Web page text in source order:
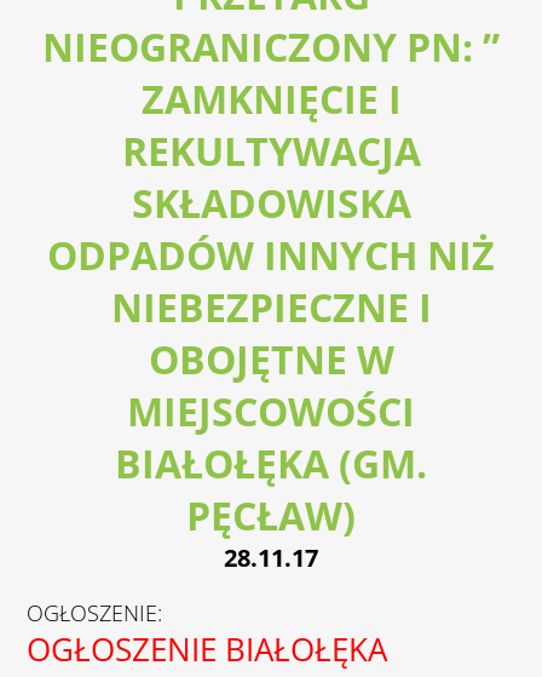
NIEOGRANICZONY PN: ”
ZAMKNIĘCIE I
REKULTYWACJA
SKŁADOWISKA
ODPADÓW INNYCH NIŻ
NIEBEZPIECZNE I
OBOJĘTNE W
MIEJSCOWOŚCI
BIAŁOŁĘKA (GM.
PĘCŁAW)
28.11.17
OGŁOSZENIE:
OGŁOSZENIE BIAŁOŁĘKA